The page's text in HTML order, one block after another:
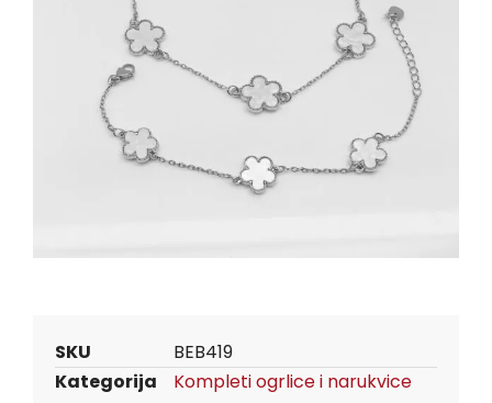
SKU BEB419
Kategorija Kompleti ogrlice i narukvice